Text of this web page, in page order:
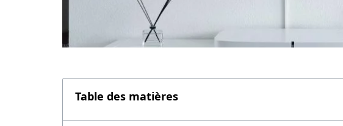
Table des matières